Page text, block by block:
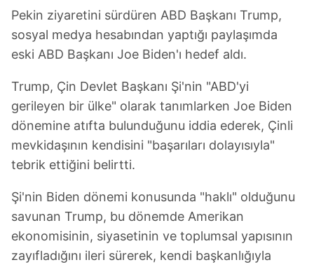
Pekin ziyaretini sürdüren ABD Başkanı Trump,
sosyal medya hesabından yaptığı paylaşımda
eski ABD Başkanı Joe Biden'ı hedef aldı.
Trump, Çin Devlet Başkanı Şi'nin "ABD'yi
gerileyen bir ülke" olarak tanımlarken Joe Biden
dönemine atıfta bulunduğunu iddia ederek, Çinli
mevkidaşının kendisini "başarıları dolayısıyla"
tebrik ettiğini belirtti.
Şi'nin Biden dönemi konusunda "haklı" olduğunu
savunan Trump, bu dönemde Amerikan
ekonomisinin, siyasetinin ve toplumsal yapısının
zayıfladığını ileri sürerek, kendi başkanlığıyla